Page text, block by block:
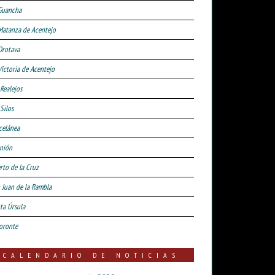
de Acentejo
de Acentejo
de la Cruz
Juan de la Rambla
Úrsula
CALENDARIO DE NOTICIAS